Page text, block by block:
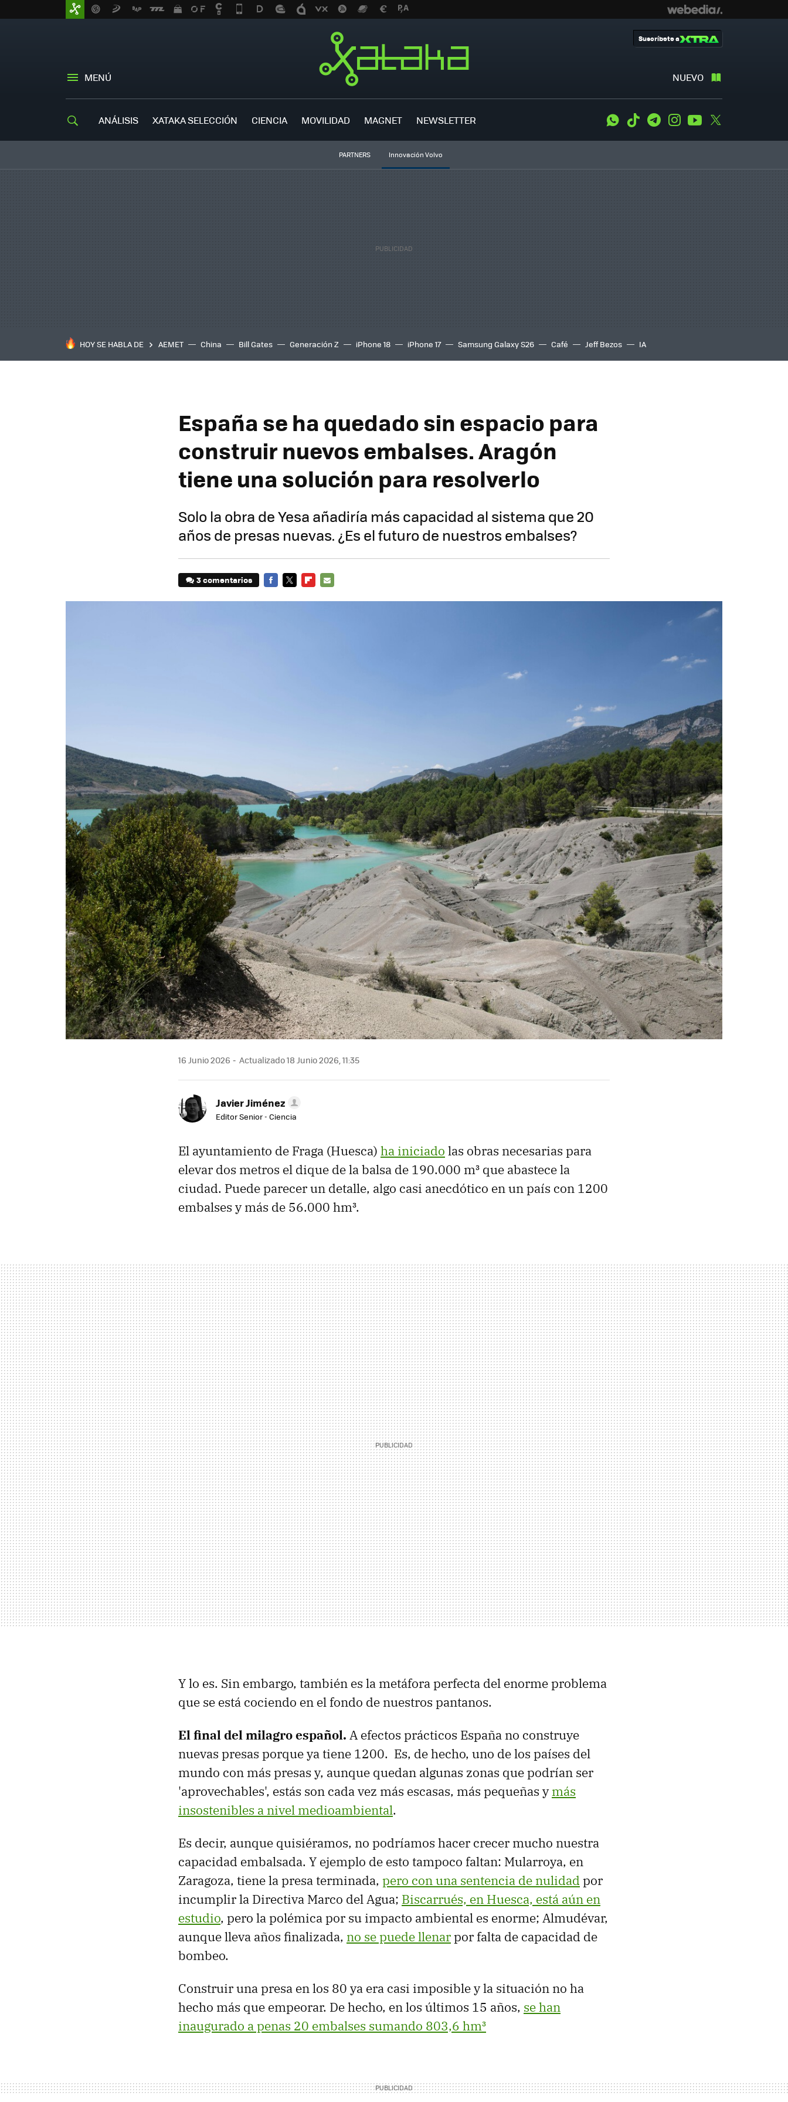
MENÚ NUEVO
Suscríbete a
ANÁLISIS XATAKA SELECCIÓN CIENCIA MOVILIDAD MAGNET NEWSLETTER WhatsApp
Tiktok TelegramInstagramYoutube
PARTNERS Innovación Volvo
HOY SE HABLA DE AEMET China Bill Gates Generación Z iPhone 18 iPhone 17 Samsung Galaxy S26 Café Jeff Bezos IA
España se ha quedado sin espacio para
construir nuevos embalses. Aragón
tiene una solución para resolverlo
Solo la obra de Yesa añadiría más capacidad al sistema que 20
años de presas nuevas. ¿Es el futuro de nuestros embalses?
3 comentarios
16 Junio 2026 Actualizado 18 Junio 2026, 11:35
Javier Jiménez
Editor Senior - Ciencia
El ayuntamiento de Fraga (Huesca) ha iniciado las obras necesarias para
elevar dos metros el dique de la balsa de 190.000 m³ que abastece la
ciudad. Puede parecer un detalle, algo casi anecdótico en un país con 1200
embalses y más de 56.000 hm³.
Y lo es. Sin embargo, también es la metáfora perfecta del enorme problema
que se está cociendo en el fondo de nuestros pantanos.
El final del milagro español. A efectos prácticos España no construye
nuevas presas porque ya tiene 1200. Es, de hecho, uno de los países del
mundo con más presas y, aunque quedan algunas zonas que podrían ser
'aprovechables', estás son cada vez más escasas, más pequeñas ymás
insostenibles a nivel medioambiental.
Es decir, aunque quisiéramos, no podríamos hacer crecer mucho nuestra
capacidad embalsada. Y ejemplo de esto tampoco faltan: Mularroya, en
Zaragoza, tiene la presa terminada, pero con una sentencia de nulidad por
incumplir la Directiva Marco del Agua; Biscarrués, en Huesca, está aún en
estudio, pero la polémica por su impacto ambiental es enorme; Almudévar,
aunque lleva años finalizada, no se puede llenarpor falta de capacidad de
bombeo.
Construir una presa en los 80 ya era casi imposible y la situación no ha
hecho más que empeorar. De hecho, en los últimos 15 años, se han
inaugurado a penas 20 embalses sumando 803,6 hm³